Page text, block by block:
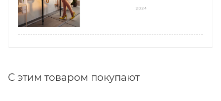
С этим товаром покупают